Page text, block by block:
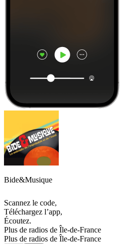
Bide&Musique
Scannez le code,
Téléchargez l’app,
Écoutez.
Plus de radios de Île-de-France
Plus de radios de Île-de-France